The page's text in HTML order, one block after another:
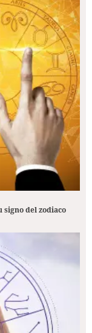
signo del zodiaco